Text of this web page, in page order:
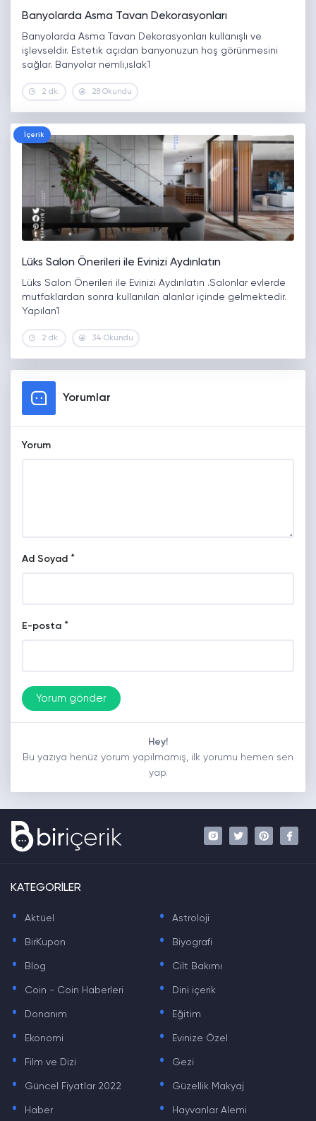
Banyolarda Asma Tavan Dekorasyonları
Banyolarda Asma Tavan Dekorasyonları kullanışlı ve
işlevseldir. Estetik açıdan banyonuzun hoş görünmesini
sağlar. Banyolar nemli,ıslak1
2 dk. 28 Okundu
İçerik
Lüks Salon Önerileri ile Evinizi Aydınlatın
Lüks Salon Önerileri ile Evinizi Aydınlatın .Salonlar evlerde
mutfaklardan sonra kullanılan alanlar içinde gelmektedir.
Yapılan1
2 dk. 34 Okundu
Yorumlar
Yorum
Ad Soyad *
E-posta *
Hey!
Bu yazıya henüz yorum yapılmamış, ilk yorumu hemen sen
yap.
KATEGORİLER
. Aktüel . Astroloji
. BirKupon . Biyografi
. Blog . Cilt Bakımı
. Coin - Coin Haberleri . Dini içerik
. Donanım . Eğitim
. Ekonomi . Evinize Özel
. Film ve Dizi . Gezi
. Güncel Fiyatlar 2022 . Güzellik Makyaj
. Haber . Hayvanlar Alemi